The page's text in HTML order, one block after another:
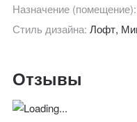
Назначение (помещение):
Стиль дизайна:Лофт,
Отзывы